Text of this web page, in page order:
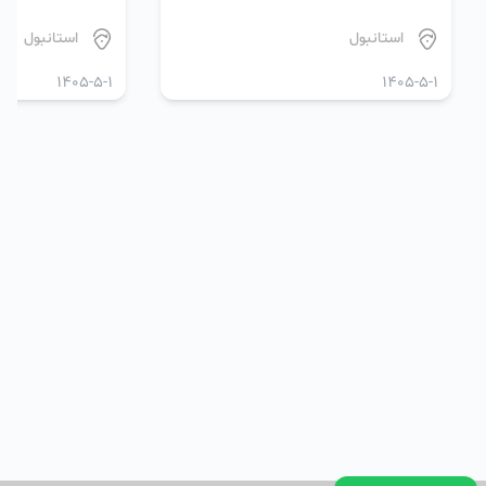
استانبول
1405-5-1
استانبول
1405-5-1